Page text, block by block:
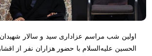
اولین شب مراسم عزاداری سید و سالار شهیدان
الحسین علیه‌السلام با حضور هزاران نفر از